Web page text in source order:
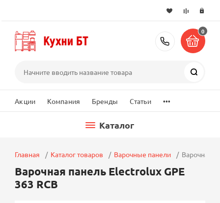
+7 (495)
0
Акции Компания Бренды Статьи ...
Каталог
Главная Каталог товаров Варочные панели Варочная
Варочная панель Electrolux GPE
363 RCB